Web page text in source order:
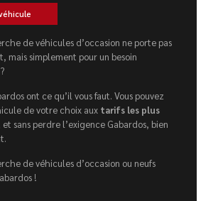
de véhicules d’occasion ne porte pas
mais simplement pour un besoin
ont ce qu’il vous faut. Vous pouvez
de votre choix aux tarifs les plus
et sans perdre l’exigence Gabardos, bien
de véhicules d’occasion ou neufs
!